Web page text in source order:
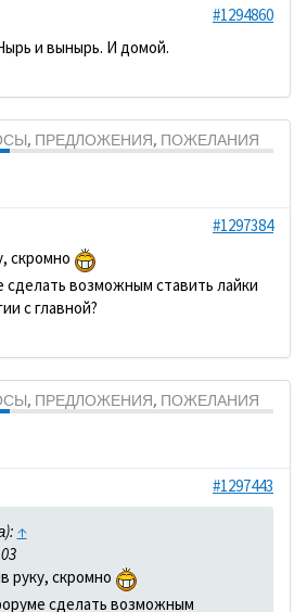
#1294860
и вынырь. И домой.
ПРЕДЛОЖЕНИЯ, ПОЖЕЛАНИЯ
#1297384
скромно
сделать возможным ставить лайки
с главной?
ПРЕДЛОЖЕНИЯ, ПОЖЕЛАНИЯ
#1297443
↑
руку, скромно
сделать возможным